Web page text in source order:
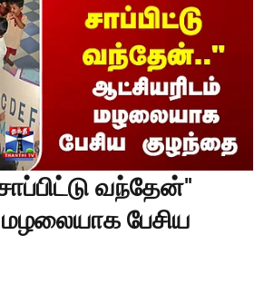
வந்தேன்"
பேசிய